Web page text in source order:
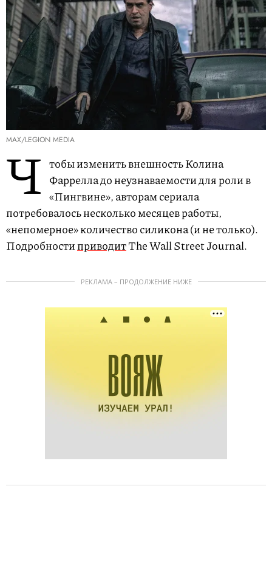
MAX/LEGION MEDIA
Ч тобы изменить внешность Колина
Фаррелла до неузнаваемости для роли в
«Пингвине», авторам сериала
потребовалось несколько месяцев работы,
«непомерное» количество силикона (и не только).
ПодробностиприводитThe Wall Street Journal.
РЕКЛАМА – ПРОДОЛЖЕНИЕ НИЖЕ